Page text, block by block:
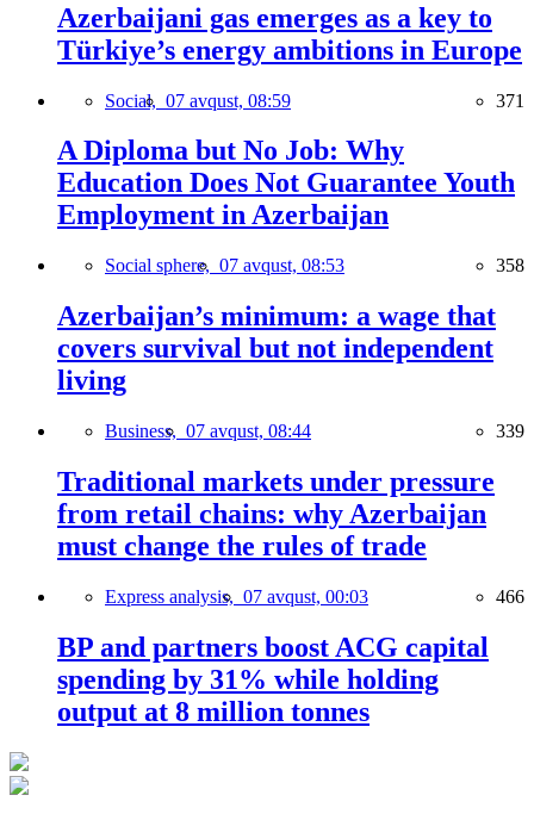
Azerbaijani gas emerges as a key to
Türkiye’s energy ambitions in Europe
Social, 07 avqust, 08:59 371
A Diploma but No Job: Why
Education Does Not Guarantee Youth
Employment in Azerbaijan
Social sphere, 07 avqust, 08:53 358
Azerbaijan’s minimum: a wage that
covers survival but not independent
living
Business, 07 avqust, 08:44 339
Traditional markets under pressure
from retail chains: why Azerbaijan
must change the rules of trade
Express analysis, 07 avqust, 00:03 466
BP and partners boost ACG capital
spending by 31% while holding
output at 8 million tonnes